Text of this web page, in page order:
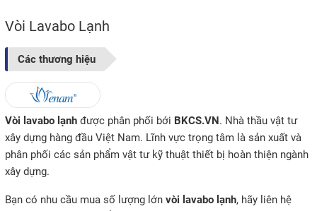
Vòi Lavabo Lạnh
Các thương hiệu
Vòi lavabo lạnh được phân phối bới BKCS.VN. Nhà thầu vật tư
xây dựng hàng đầu Việt Nam. Lĩnh vực trọng tâm là sản xuất và
phân phối các sản phẩm vật tư kỹ thuật thiết bị hoàn thiện ngành
xây dựng.
Bạn có nhu cầu mua số lượng lớn vòi lavabo lạnh, hãy liên hệ